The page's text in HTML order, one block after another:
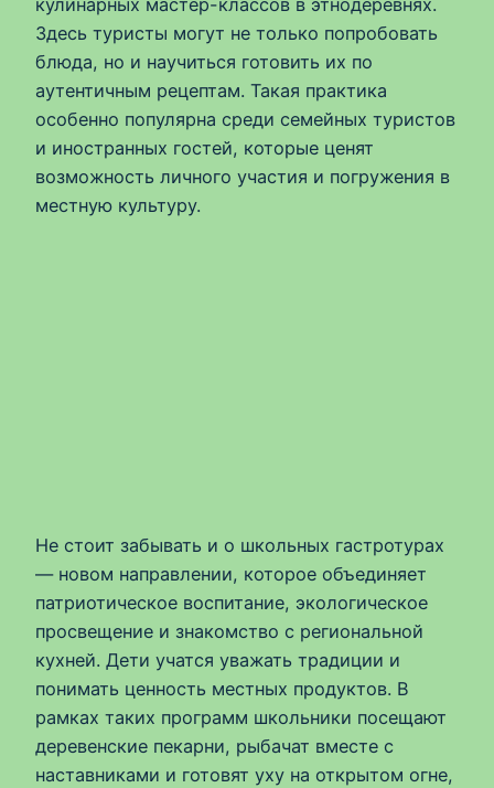
Здесь туристы могут не только попробовать
блюда, но и научиться готовить их по
аутентичным рецептам. Такая практика
особенно популярна среди семейных туристов
и иностранных гостей, которые ценят
возможность личного участия и погружения в
местную культуру.
Не стоит забывать и о школьных гастротурах
— новом направлении, которое объединяет
патриотическое воспитание, экологическое
просвещение и знакомство с региональной
кухней. Дети учатся уважать традиции и
понимать ценность местных продуктов. В
рамках таких программ школьники посещают
деревенские пекарни, рыбачат вместе с
наставниками и готовят уху на открытом огне,